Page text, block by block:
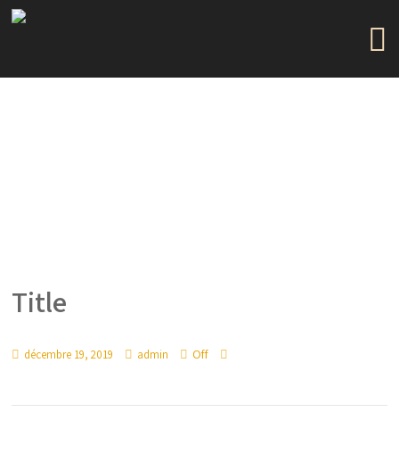
Title
décembre 19, 2019 admin Off